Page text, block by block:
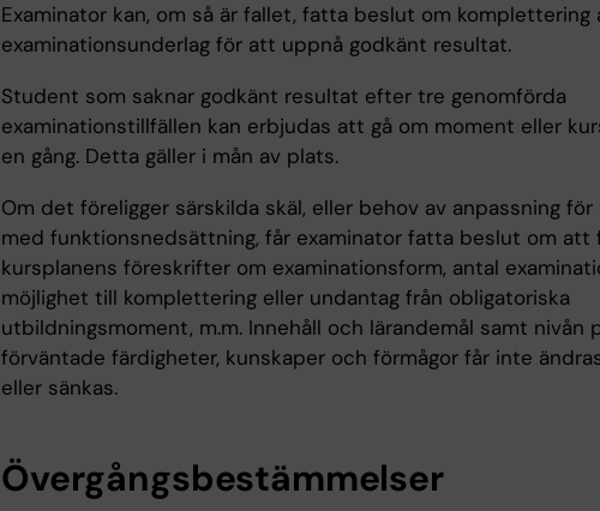
Examinator kan, om så är fallet, fatta beslut om komplettering
examinationsunderlag för att uppnå godkänt resultat.
Student som saknar godkänt resultat efter tre genomförda
examinationstillfällen kan erbjudas att gå om moment eller
en gång. Detta gäller i mån av plats.
Om det föreligger särskilda skäl, eller behov av anpassning
med funktionsnedsättning, får examinator fatta beslut om att
kursplanens föreskrifter om examinationsform, antal
möjlighet till komplettering eller undantag från obligatoriska
utbildningsmoment, m.m. Innehåll och lärandemål samt nivån
förväntade färdigheter, kunskaper och förmågor får inte
eller sänkas.
Övergångsbestämmelser